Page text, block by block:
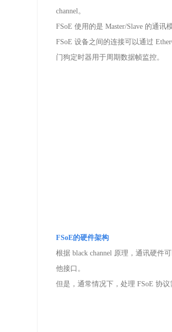
channel。
FSoE 使用的是 Master/Slave 的通讯
FSoE 设备之间的连接可以通过
门狗定时器用于周期数据帧监控。
FSoE的硬件架构
根据 black channel 原理，通讯硬件
他接口。
但是，通常情况下，处理 FSoE 协议